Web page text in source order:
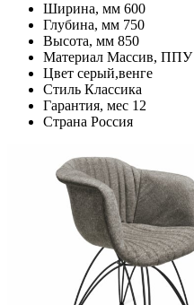
Ширина, мм 600
Глубина, мм 750
Высота, мм 850
Материал Массив, ППУ
Цвет серый,венге
Стиль Классика
Гарантия, мес 12
Страна Россия